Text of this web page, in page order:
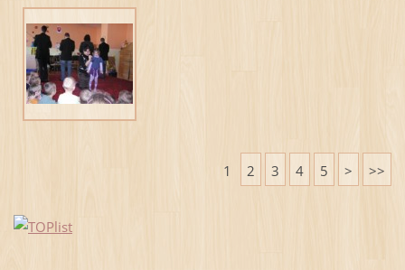
1 2 3 4 5 > >>